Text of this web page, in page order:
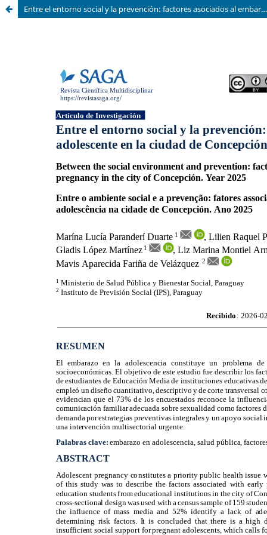
Entre el entorno social y la prevención: factores asociados al embarazo adolescente en la ciudad de Concepción. Año 2025